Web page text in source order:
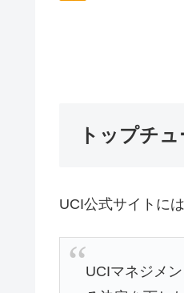
トップチ
UCI公式サイトに
UCIマネジメ